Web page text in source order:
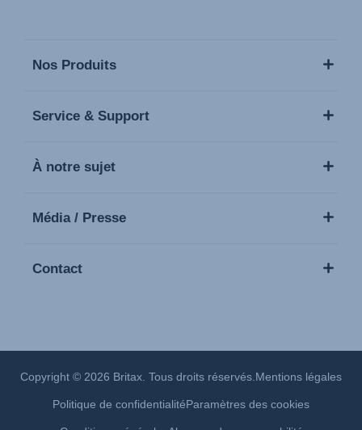
Nos Produits
Service & Support
À notre sujet
Média / Presse
Contact
Copyright © 2026 Britax. Tous droits réservés. Mentions légales
Politique de confidentialitéParamètres des cookies